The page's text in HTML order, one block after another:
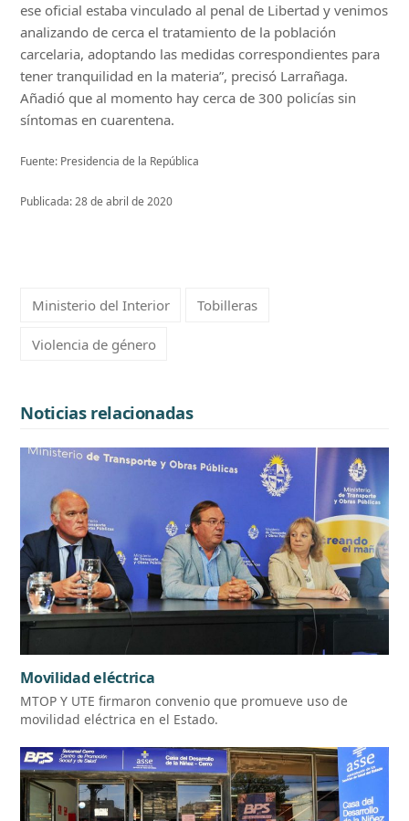
ese oficial estaba vinculado al penal de Libertad y venimos
analizando de cerca el tratamiento de la población
carcelaria, adoptando las medidas correspondientes para
tener tranquilidad en la materia”, precisó Larrañaga.
Añadió que al momento hay cerca de 300 policías sin
síntomas en cuarentena.
Fuente: Presidencia de la República
Publicada: 28 de abril de 2020
Ministerio del Interior Tobilleras
Violencia de género
Noticias relacionadas
Movilidad eléctrica
MTOP Y UTE firmaron convenio que promueve uso de
movilidad eléctrica en el Estado.